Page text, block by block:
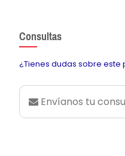
Consultas
¿Tienes dudas sobre este
Envíanos tu